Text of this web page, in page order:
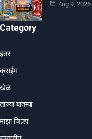
Aug 9, 2026
Category
इतर
क्राईम
खेळ
ताज्या बातम्या
माझा जिल्हा